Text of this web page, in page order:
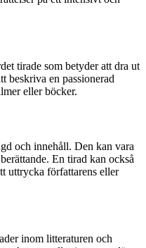
tirade som betyder att dra ut
beskriva en passionerad
eller böcker.
och innehåll. Den kan vara
En tirad kan också
uttrycka författarens eller
inom litteraturen och